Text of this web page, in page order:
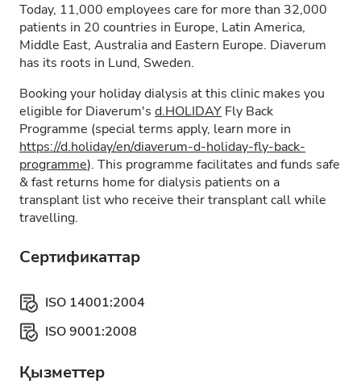
Today, 11,000 employees care for more than 32,000
patients in 20 countries in Europe, Latin America,
Middle East, Australia and Eastern Europe. Diaverum
has its roots in Lund, Sweden.
Booking your holiday dialysis at this clinic makes you
eligible for Diaverum's d.HOLIDAY Fly Back
Programme (special terms apply, learn more in
https://d.holiday/en/diaverum-d-holiday-fly-back-
programme). This programme facilitates and funds safe
& fast returns home for dialysis patients on a
transplant list who receive their transplant call while
travelling.
Сертификаттар
ISO 14001:2004
ISO 9001:2008
Қызметтер